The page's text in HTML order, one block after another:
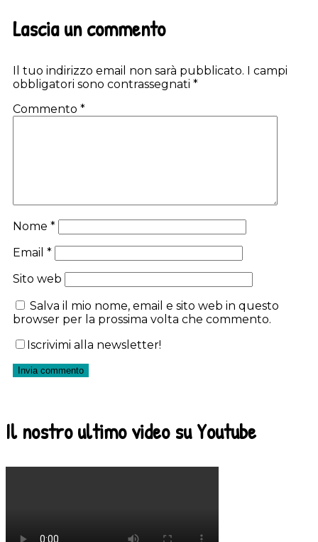
Interactions
Lascia un commento
Il tuo indirizzo email non sarà pubblicato. I campi
obbligatori sono contrassegnati *
Commento *
Nome *
Email *
Sito web
Salva il mio nome, email e sito web in questo
browser per la prossima volta che commento.
Iscrivimi alla newsletter!
Il nostro ultimo video su Youtube